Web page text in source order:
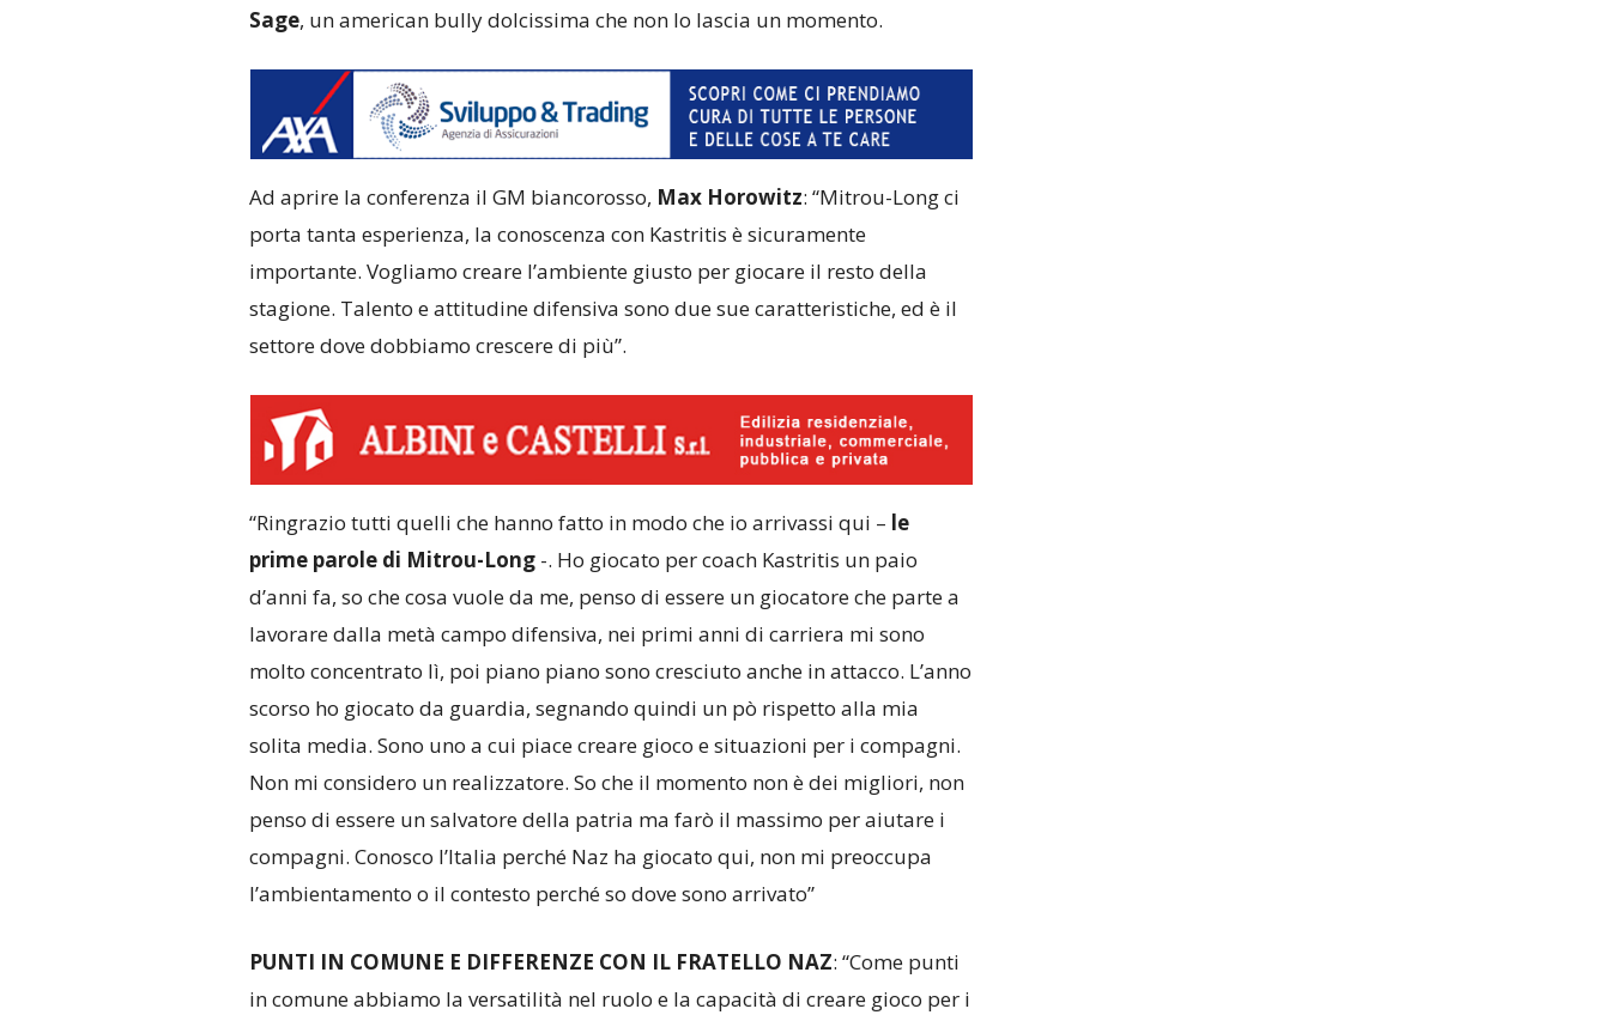
Sage, un american bully dolcissima che non lo lascia un momento.
Ad aprire la conferenza il GM biancorosso, Max Horowitz: “Mitrou-Long ci
porta tanta esperienza, la conoscenza con Kastritis è sicuramente
importante. Vogliamo creare l’ambiente giusto per giocare il resto della
stagione. Talento e attitudine difensiva sono due sue caratteristiche, ed è il
settore dove dobbiamo crescere di più”.
“Ringrazio tutti quelli che hanno fatto in modo che io arrivassi qui – le
prime parole di Mitrou-Long-. Ho giocato per coach Kastritis un paio
d’anni fa, so che cosa vuole da me, penso di essere un giocatore che parte a
lavorare dalla metà campo difensiva, nei primi anni di carriera mi sono
molto concentrato lì, poi piano piano sono cresciuto anche in attacco. L’anno
scorso ho giocato da guardia, segnando quindi un pò rispetto alla mia
solita media. Sono uno a cui piace creare gioco e situazioni per i compagni.
Non mi considero un realizzatore. So che il momento non è dei migliori, non
penso di essere un salvatore della patria ma farò il massimo per aiutare i
compagni. Conosco l’Italia perché Naz ha giocato qui, non mi preoccupa
l’ambientamento o il contesto perché so dove sono arrivato”
PUNTI IN COMUNE E DIFFERENZE CON IL FRATELLO NAZ: “Come punti
in comune abbiamo la versatilità nel ruolo e la capacità di creare gioco per i